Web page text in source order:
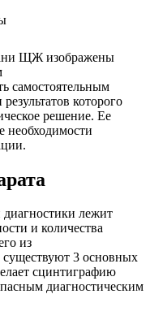
ЩЖ изображены
самостоятельным
которого
решение. Ее
необходимости
лежит
и количества
из
существуют 3 основных
сцинтиграфию
диагностическим